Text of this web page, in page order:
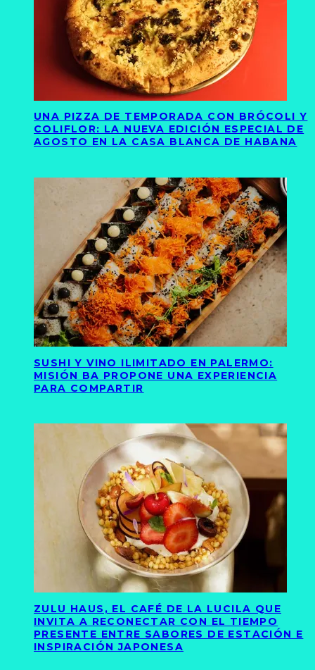
UNA PIZZA DE TEMPORADA CON BRÓCOLI Y
COLIFLOR: LA NUEVA EDICIÓN ESPECIAL DE
AGOSTO EN LA CASA BLANCA DE HABANA
SUSHI Y VINO ILIMITADO EN PALERMO:
MISIÓN BA PROPONE UNA EXPERIENCIA
PARA COMPARTIR
ZULU HAUS, EL CAFÉ DE LA LUCILA QUE
INVITA A RECONECTAR CON EL TIEMPO
PRESENTE ENTRE SABORES DE ESTACIÓN E
INSPIRACIÓN JAPONESA